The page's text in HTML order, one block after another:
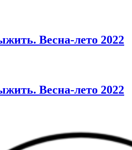
Весна-лето 2022
Весна-лето 2022